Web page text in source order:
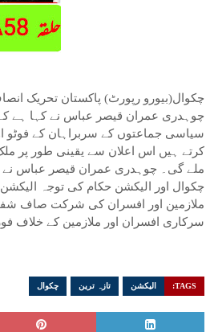
چوہدری عمران قیصر عباس نے کہا ہے
سیاسی جماعتوں کے سربراہان کے فوٹو
کرتے ہیں اس اعلان سے یقینی طور پر
ملے گی۔ چوہدری عمران قیصر عباس نے
چکوال اور الیکشن حکام کی توجہ
ملازمین اور افسران کی شرکت صاف
سرکاری افسران اور ملازمین کے خلاف
TAGS: الیکشن تازہ ترین چکوال